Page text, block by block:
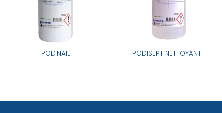
PODINAIL PODISEPT NETTOYANT